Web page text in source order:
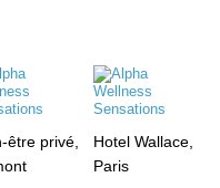
être privé,
Hotel Wallace,
Paris